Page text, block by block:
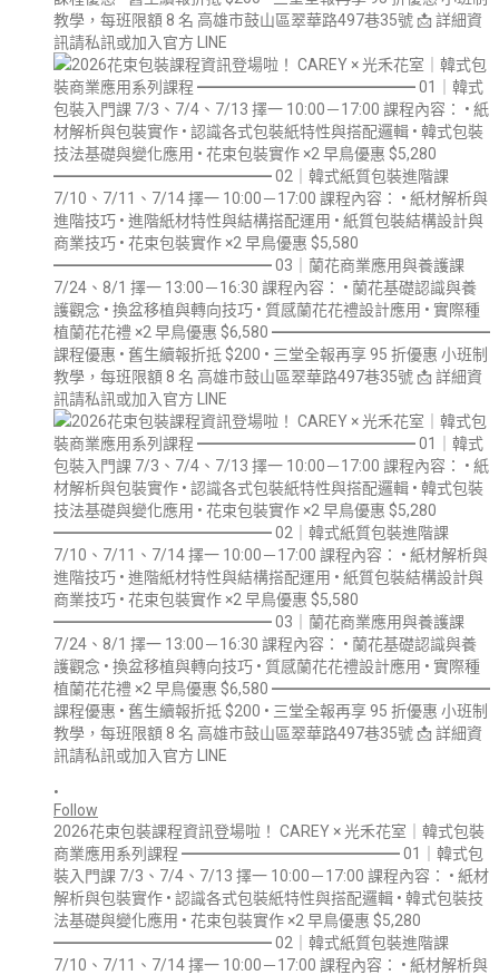
•
Follow
2026花束包裝課程資訊登場啦！ CAREY × 光禾花室｜韓式包裝
商業應用系列課程 ━━━━━━━━━━━━━━ 01｜韓式包
裝入門課 7/3、7/4、7/13 擇一 10:00－17:00 課程內容： • 紙材
解析與包裝實作 • 認識各式包裝紙特性與搭配邏輯 • 韓式包裝技
法基礎與變化應用 • 花束包裝實作 ×2 早鳥優惠 $5,280
━━━━━━━━━━━━━━ 02｜韓式紙質包裝進階課
7/10、7/11、7/14 擇一 10:00－17:00 課程內容： • 紙材解析與